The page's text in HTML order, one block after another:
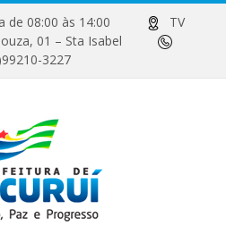
de 08:00 às 14:00
TV
Souza, 01 – Sta Isabel
3227